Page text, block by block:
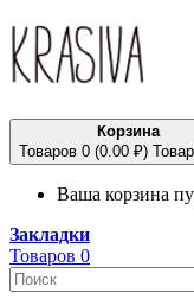
Корзина
Товаров 0 (0.00 ₽)
Ваша корзина
Закладки
Товаров 0